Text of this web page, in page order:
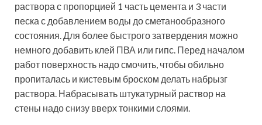
раствора с пропорцией 1 часть цемента и 3 части
песка с добавлением воды до сметанообразного
состояния. Для более быстрого затвердения можно
немного добавить клей ПВА или гипс. Перед началом
работ поверхность надо смочить, чтобы обильно
пропиталась и кистевым броском делать набрызг
раствора. Набрасывать штукатурный раствор на
стены надо снизу вверх тонкими слоями.